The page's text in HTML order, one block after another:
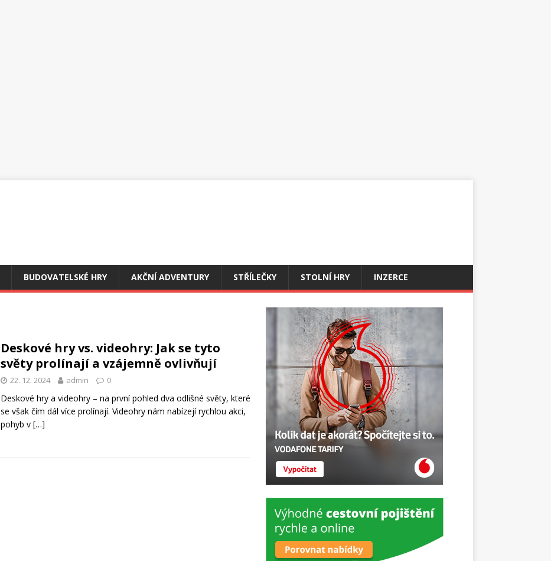
BUDOVATELSKÉ HRY AKČNÍ ADVENTURY STŘÍLEČKY STOLNÍ HRY INZERCE
Deskové hry vs. videohry: Jak se tyto
světy prolínají a vzájemně ovlivňují
22. 12. 2024 admin 0
Deskové hry a videohry – na první pohled dva odlišné světy, které
se však čím dál více prolínají. Videohry nám nabízejí rychlou akci,
pohyb v […]